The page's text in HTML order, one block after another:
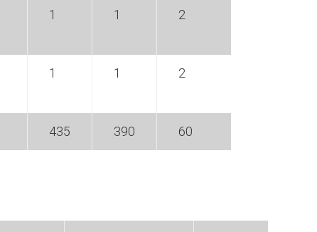
1 1 2
1 1 2
435 390 60